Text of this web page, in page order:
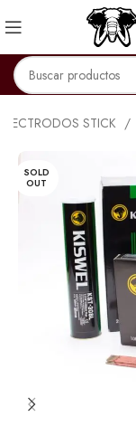
ELECTRODOS STICK
SOLD
OUT